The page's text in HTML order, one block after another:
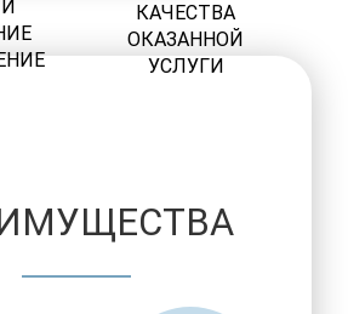
КАЧЕСТВА
ОКАЗАННОЙ
УСЛУГИ